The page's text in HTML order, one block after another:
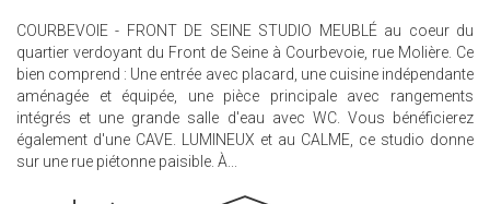
COURBEVOIE - FRONT DE SEINE STUDIO MEUBLÉ au coeur du
quartier verdoyant du Front de Seine à Courbevoie, rue Molière. Ce
bien comprend : Une entrée avec placard, une cuisine indépendante
aménagée et équipée, une pièce principale avec rangements
intégrés et une grande salle d'eau avec WC. Vous bénéficierez
également d'une CAVE. LUMINEUX et au CALME, ce studio donne
sur une rue piétonne paisible. À...